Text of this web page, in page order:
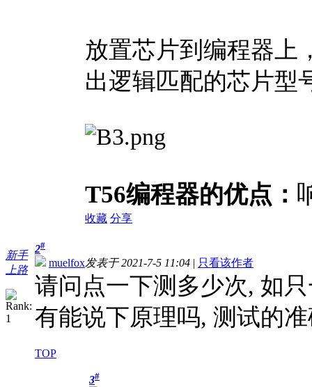
放置芯片到编程器上
出逻辑匹配的芯片型
T56编程器的优点：
收藏 分享
新手
上路
2#
muelfox发表于 2021-7-5 11:04 | 只看该作者
请问点一下测多少次, 如
有能说下原理吗, 测试的
TOP
3#